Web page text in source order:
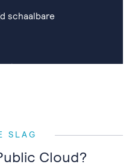
schaalbare
SLAG
Cloud?